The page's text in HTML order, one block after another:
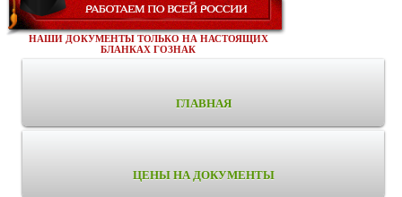
НАШИ ДОКУМЕНТЫ ТОЛЬКО НА НАСТОЯЩИХ
БЛАНКАХ ГОЗНАК
ГЛАВНАЯ
ЦЕНЫ НА ДОКУМЕНТЫ